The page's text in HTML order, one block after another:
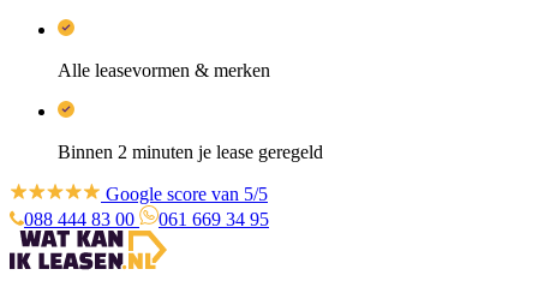
Alle leasevormen & merken
Binnen 2 minuten je lease geregeld
Google score van 5/5
088 444 83 00
061 669 34 95